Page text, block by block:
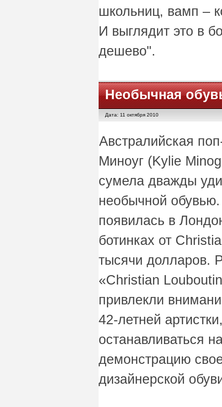
школьниц, вамп –
И выглядит это в
дешево".
Необычная
Дата: 11 октября 2010
Австралийская
Миноуг (Kylie
сумела дважды
необычной
появилась в
ботинках от
тысячи долларов.
«Christian
привлекли
42-летней
останавливаться
демонстрацию
дизайнерской